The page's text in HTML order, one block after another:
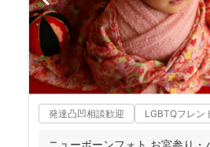
発達凸凹相談歓迎 LGBTQフレン
ニューボーンフォト お宮参り・